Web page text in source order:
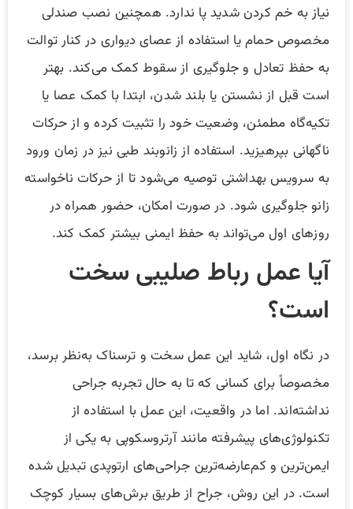
نیاز به خم کردن شدید پا ندارد. همچنین نصب صندلی
مخصوص حمام یا استفاده از عصای دیواری در کنار توالت
به حفظ تعادل و جلوگیری از سقوط کمک می‌کند. بهتر
است قبل از نشستن یا بلند شدن، ابتدا با کمک عصا یا
تکیه‌گاه مطمئن، وضعیت خود را تثبیت کرده و از حرکات
ناگهانی بپرهیزید. استفاده از زانوبند طبی نیز در زمان ورود
به سرویس بهداشتی توصیه می‌شود تا از حرکات ناخواسته
زانو جلوگیری شود. در صورت امکان، حضور همراه در
روزهای اول می‌تواند به حفظ ایمنی بیشتر کمک کند.
آیا عمل رباط صلیبی سخت
است؟
در نگاه اول، شاید این عمل سخت و ترسناک به‌نظر برسد،
مخصوصاً برای کسانی که تا به حال تجربه جراحی
نداشته‌اند. اما در واقعیت، این عمل با استفاده از
تکنولوژی‌های پیشرفته مانند آرتروسکوپی به یکی از
ایمن‌ترین و کم‌عارضه‌ترین جراحی‌های ارتوپدی تبدیل شده
است. در این روش، جراح از طریق برش‌های بسیار کوچک